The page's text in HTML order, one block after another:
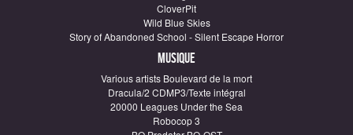
CloverPit
Wild Blue Skies
Story of Abandoned School - Silent Escape Horror
Musique
Various artists Boulevard de la mort
Dracula/2 CDMP3/Texte intégral
20000 Leagues Under the Sea
Robocop 3